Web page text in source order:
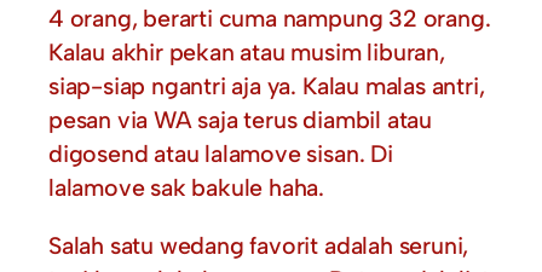
4 orang, berarti cuma nampung 32 orang.
Kalau akhir pekan atau musim liburan,
siap-siap ngantri aja ya. Kalau malas antri,
pesan via WA saja terus diambil atau
digosend atau lalamove sisan. Di
lalamove sak bakule haha.
Salah satu wedang favorit adalah seruni,